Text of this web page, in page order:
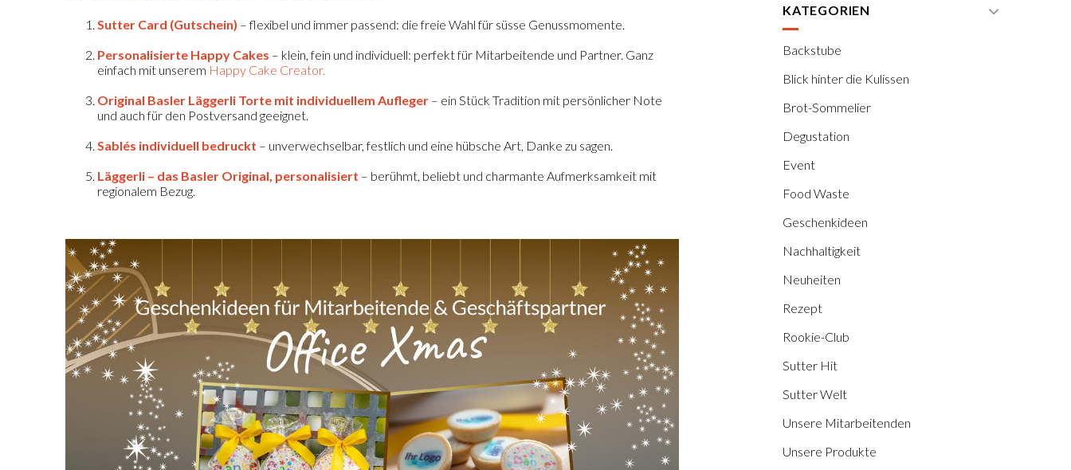
Sutter Card (Gutschein) – flexibel und immer passend: die freie Wahl für süsse Genussmomente.
Personalisierte Happy Cakes – klein, fein und individuell: perfekt für Mitarbeitende und Partner. Ganz
einfach mit unserem Happy Cake Creator.
Original Basler Läggerli Torte mit individuellem Aufleger – ein Stück Tradition mit persönlicher Note
und auch für den Postversand geeignet.
Sablés individuell bedruckt – unverwechselbar, festlich und eine hübsche Art, Danke zu sagen.
Läggerli – das Basler Original, personalisiert – berühmt, beliebt und charmante Aufmerksamkeit mit
regionalem Bezug.
KATEGORIEN
Backstube
Blick hinter die Kulissen
Brot-Sommelier
Degustation
Event
Food Waste
Geschenkideen
Nachhaltigkeit
Neuheiten
Rezept
Rookie-Club
Sutter Hit
Sutter Welt
Unsere Mitarbeitenden
Unsere Produkte